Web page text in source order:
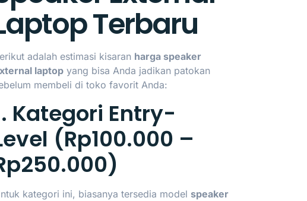
Terbaru
adalah estimasi kisaran harga speaker
laptopyang bisa Anda jadikan patokan
membeli di toko favorit Anda:
Kategori Entry-
(Rp100.000 –
kategori ini, biasanya tersedia model speaker